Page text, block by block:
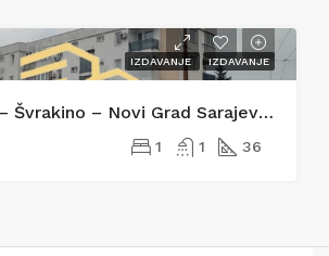
IZDAVANJE IZDAVANJE
Stan 36 m2 – Švrakino – Novi Grad Sarajevo [Iznajmljivanje]
1 1 36